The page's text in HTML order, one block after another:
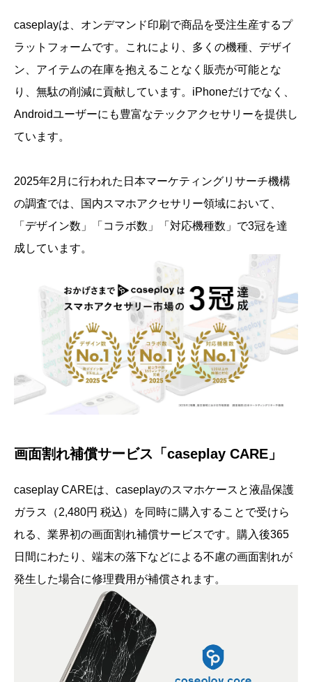
caseplayは、オンデマンド印刷で商品を受注生産するプ
ラットフォームです。これにより、多くの機種、デザイ
ン、アイテムの在庫を抱えることなく販売が可能とな
り、無駄の削減に貢献しています。iPhoneだけでなく、
Androidユーザーにも豊富なテックアクセサリーを提供し
ています。
2025年2月に行われた日本マーケティングリサーチ機構
の調査では、国内スマホアクセサリー領域において、
「デザイン数」「コラボ数」「対応機種数」で3冠を達
成しています。
画面割れ補償サービス「caseplay CARE」
caseplay CAREは、caseplayのスマホケースと液晶保護
ガラス（2,480円 税込）を同時に購入することで受けら
れる、業界初の画面割れ補償サービスです。購入後365
日間にわたり、端末の落下などによる不慮の画面割れが
発生した場合に修理費用が補償されます。